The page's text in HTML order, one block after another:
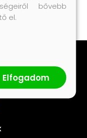
bővebb
el.
Elfogadom